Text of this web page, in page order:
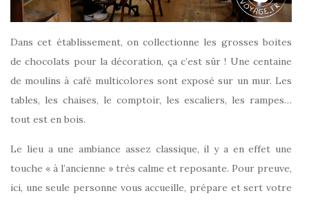
Dans cet établissement, on collectionne les grosses boites
de chocolats pour la décoration, ça c’est sûr ! Une centaine
de moulins à café multicolores sont exposé sur un mur. Les
tables, les chaises, le comptoir, les escaliers, les rampes…
tout est en bois.
Le lieu a une ambiance assez classique, il y a en effet une
touche « à l’ancienne » très calme et reposante. Pour preuve,
ici, une seule personne vous accueille, prépare et sert votre